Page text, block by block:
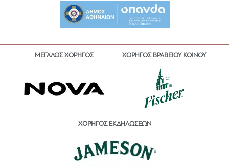
ΜΕΓΑΛΟΣ ΧΟΡΗΓΟΣ ΧΟΡΗΓΟΣ ΒΡΑΒΕΙΟΥ ΚΟΙΝΟΥ
ΧΟΡΗΓΟΣ ΕΚΔΗΛΩΣΕΩΝ